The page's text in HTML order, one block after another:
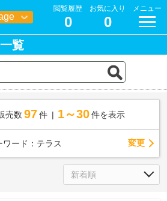
語
閲覧履歴
0
お気に入り
0
メニュー
覧
売数 97 件 1～30 件を表示
ワード：テラス 変更